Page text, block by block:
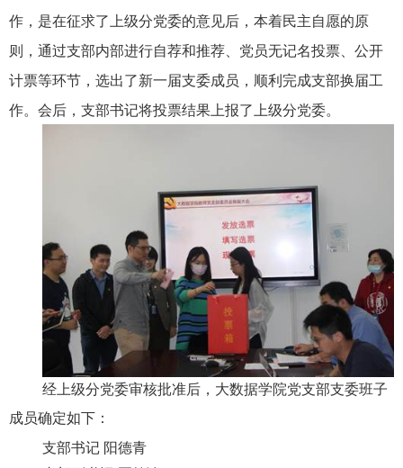
作，是在征求了上级分党委的意见后，本着民主自愿的原
则，通过支部内部进行自荐和推荐、党员无记名投票、公开
计票等环节，选出了新一届支委成员，顺利完成支部换届工
作。会后，支部书记将投票结果上报了上级分党委。
经上级分党委审核批准后，大数据学院党支部支委班子
成员确定如下：
支部书记 阳德青